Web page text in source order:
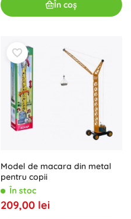
În coș
Model de macara din metal
pentru copii
În stoc
209,00 lei